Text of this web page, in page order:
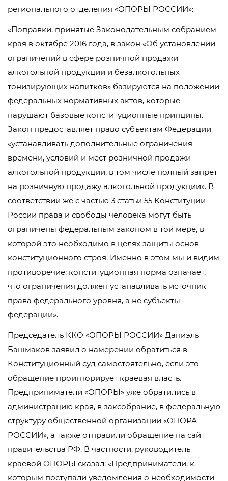
регионального отделения «ОПОРЫ РОССИИ»:
«Поправки, принятые Законодательным собранием
края в октябре 2016 года, в закон «Об установлении
ограничений в сфере розничной продажи
алкогольной продукции и безалкогольных
тонизирующих напитков» базируются на положении
федеральных нормативных актов, которые
нарушают базовые конституционные принципы.
Закон предоставляет право субъектам Федерации
«устанавливать дополнительные ограничения
времени, условий и мест розничной продажи
алкогольной продукции, в том числе полный запрет
на розничную продажу алкогольной продукции». В
соответствии же с частью 3 статьи 55 Конституции
России права и свободы человека могут быть
ограничены федеральным законом в той мере, в
которой это необходимо в целях защиты основ
конституционного строя. Именно в этом мы и видим
противоречие: конституционная норма означает,
что ограничения должен устанавливать источник
права федерального уровня, а не субъекты
федерации».
Председатель ККО «ОПОРЫ РОССИИ» Даниэль
Башмаков заявил о намерении обратиться в
Конституционный суд самостоятельно, если это
обращение проигнорирует краевая власть.
Предприниматели «ОПОРЫ» уже обратились в
администрацию края, в заксобрание, в федеральную
структуру общественной организации «ОПОРА
РОССИИ», а также отправили обращение на сайт
правительства РФ. В частности, руководитель
краевой ОПОРЫ сказал: «Предприниматели, к
которым поступали уведомления о необходимости